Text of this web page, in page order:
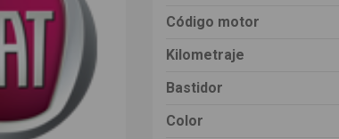
Código motor
Kilometraje
Bastidor
Color